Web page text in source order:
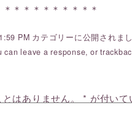
＊＊＊＊＊＊＊＊＊
PM カテゴリーに公開されま
canleave a response, or
はありません。 * が付い